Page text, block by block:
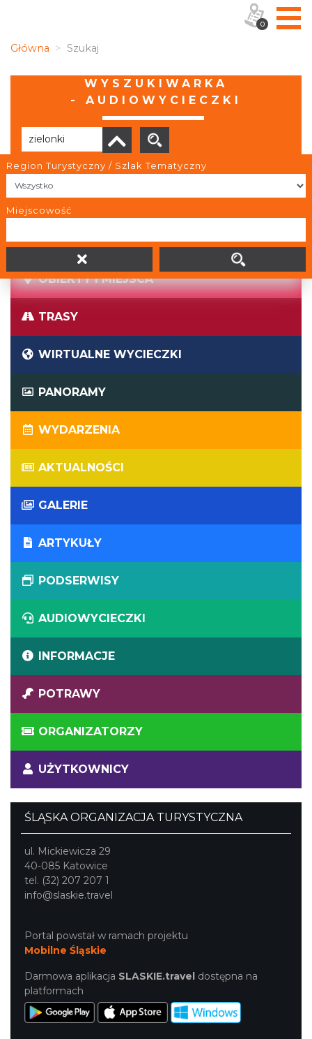
Główna Szukaj
WYSZUKIWARKA
- AUDIOWYCIECZKI
Region Turystyczny / Szlak Tematyczny
MiejscowośćBrak wyników
OBIEKTY I MIEJSCA
TRASY
WIRTUALNE WYCIECZKI
PANORAMY
WYDARZENIA
AKTUALNOŚCI
GALERIE
ARTYKUŁY
PODSERWISY
AUDIOWYCIECZKI
INFORMACJE
POTRAWY
ORGANIZATORZY
UŻYTKOWNICY
ŚLĄSKA ORGANIZACJA TURYSTYCZNA
ul. Mickiewicza 29
40-085 Katowice
tel. (32) 207 207 1
info@slaskie.travel
Portal powstał w ramach projektu
Mobilne Śląskie
Darmowa aplikacja SLASKIE.travel dostępna na
platformach
0